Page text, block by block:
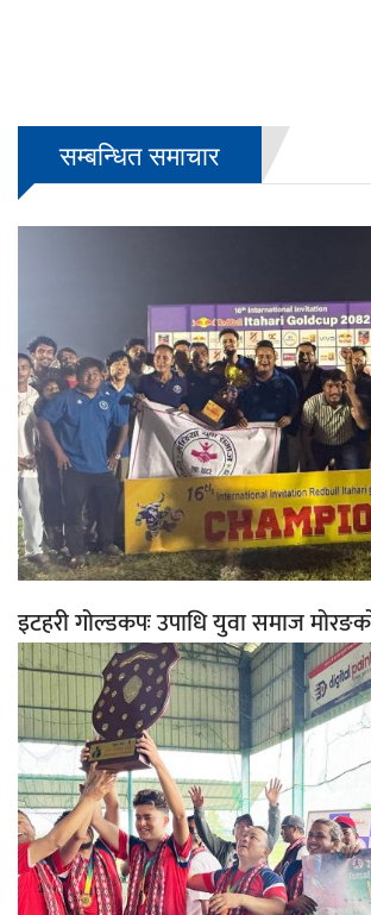
सम्बन्धित समाचार
इटहरी गोल्डकपः उपाधि युवा समाज